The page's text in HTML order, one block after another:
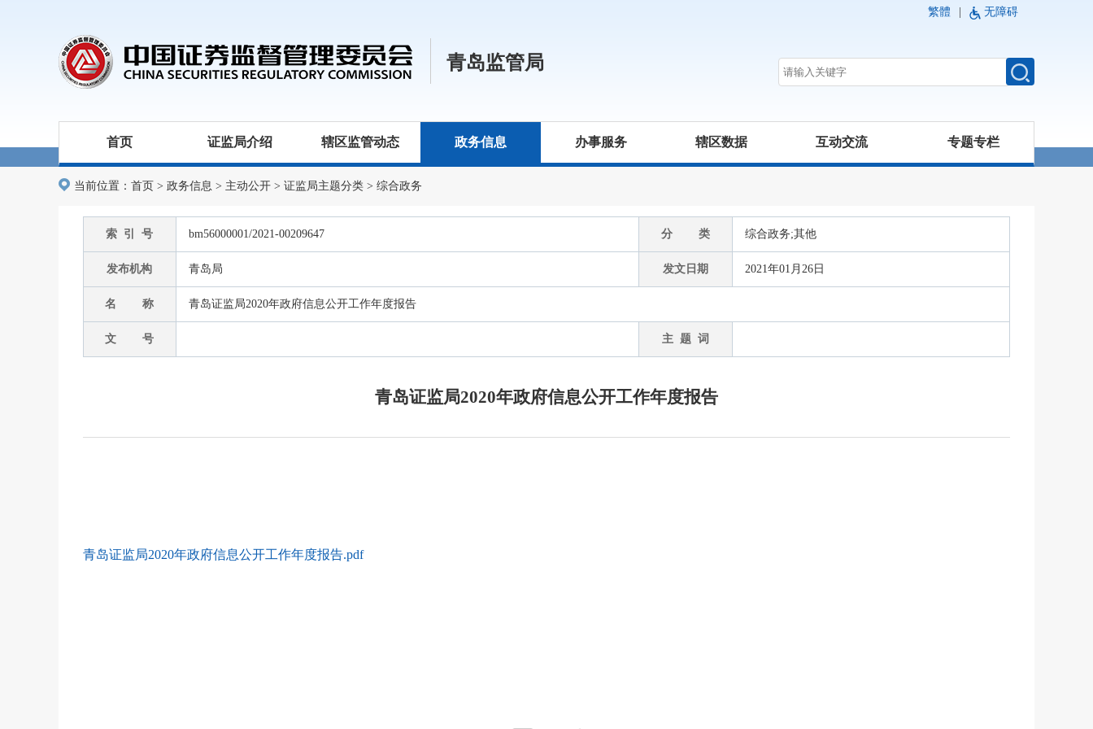
繁體 无障碍
青岛监管局
首页 证监局介绍 辖区监管动态 政务信息 办事服务 辖区数据 互动交流 专题专栏
当前位置： 首页 > 政务信息 > 主动公开 > 证监局主题分类 > 综合政务
索 引 号 bm56000001/2021-00209647 分 类 综合政务;其他
发布机构 青岛局 发文日期 2021年01月26日
名 称 青岛证监局2020年政府信息公开工作年度报告
文 号 主 题 词
青岛证监局2020年政府信息公开工作年度报告
青岛证监局2020年政府信息公开工作年度报告.pdf